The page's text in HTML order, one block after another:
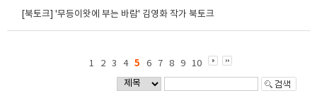
[북토크] '무등이왓에 부는 바람' 김영화 작가 북토크
1 2 3 4 5 6 7 8 9 10